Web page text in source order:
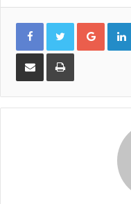
Share
Email
Print